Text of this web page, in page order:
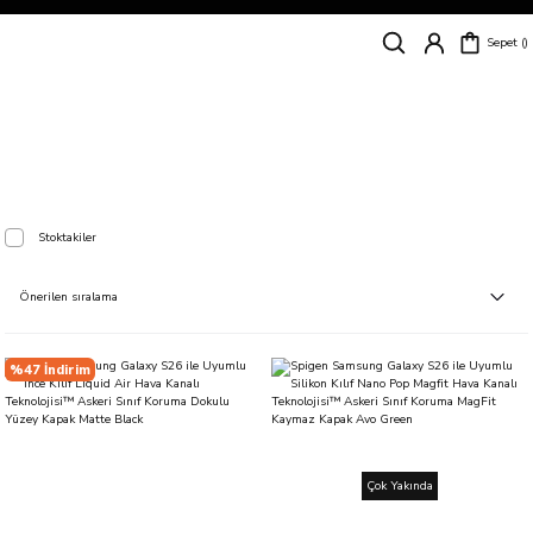
Siparişleriniz
Sepet
Stoktakiler
%47 İndirim
Çok Yakında